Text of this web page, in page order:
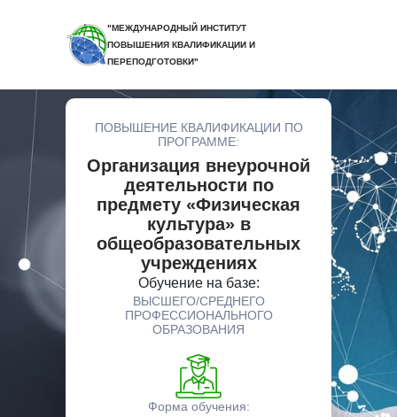
"МЕЖДУНАРОДНЫЙ ИНСТИТУТ
ПОВЫШЕНИЯ КВАЛИФИКАЦИИ И
ПЕРЕПОДГОТОВКИ"
ПОВЫШЕНИЕ КВАЛИФИКАЦИИ ПО
ПРОГРАММЕ:
Организация внеурочной
деятельности по
предмету «Физическая
культура» в
общеобразовательных
учреждениях
Обучение на базе:
ВЫСШЕГО/СРЕДНЕГО
ПРОФЕССИОНАЛЬНОГО
ОБРАЗОВАНИЯ
Форма обучения: